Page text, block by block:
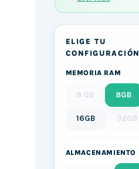
ELIGE TU
CONFIGURACIÓN
MEMORIA RAM
8 GB 8GB
16GB 32GB
ALMACENAMIENTO